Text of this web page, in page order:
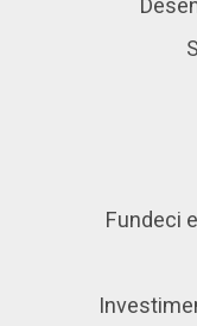
Fundeci